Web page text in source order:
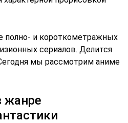
полно- и короткометражных
сериалов. Делится
мы рассмотрим аниме
жанре